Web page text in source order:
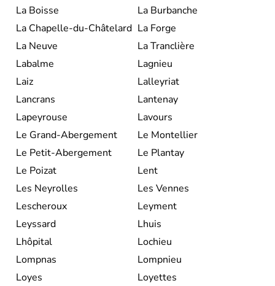
La Boisse
La Burbanche
La Chapelle-du-Châtelard La Forge
La Neuve
La Tranclière
Labalme
Lagnieu
Laiz
Lalleyriat
Lancrans
Lantenay
Lapeyrouse
Lavours
Le Grand-Abergement
Le Montellier
Le Petit-Abergement
Le Plantay
Le Poizat
Lent
Les Neyrolles
Les Vennes
Lescheroux
Leyment
Leyssard
Lhuis
Lhôpital
Lochieu
Lompnas
Lompnieu
Loyes
Loyettes